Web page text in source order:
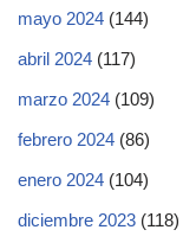
mayo 2024 (144)
abril 2024 (117)
marzo 2024 (109)
febrero 2024 (86)
enero 2024 (104)
diciembre 2023 (118)